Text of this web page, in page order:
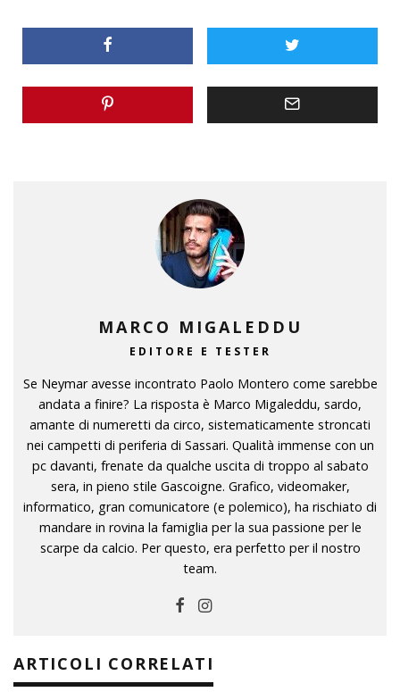
MARCO MIGALEDDU
EDITORE E TESTER
Se Neymar avesse incontrato Paolo Montero come sarebbe
andata a finire? La risposta è Marco Migaleddu, sardo,
amante di numeretti da circo, sistematicamente stroncati
nei campetti di periferia di Sassari. Qualità immense con un
pc davanti, frenate da qualche uscita di troppo al sabato
sera, in pieno stile Gascoigne. Grafico, videomaker,
informatico, gran comunicatore (e polemico), ha rischiato di
mandare in rovina la famiglia per la sua passione per le
scarpe da calcio. Per questo, era perfetto per il nostro
team.
ARTICOLI CORRELATI